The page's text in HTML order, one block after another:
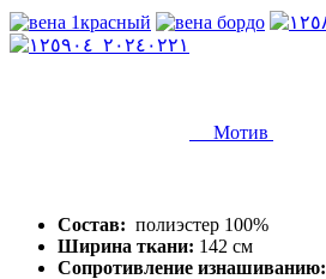
Мотив
Состав: полиэстер 100%
Ширина ткани: 142 см
Сопротивление изнашиванию: